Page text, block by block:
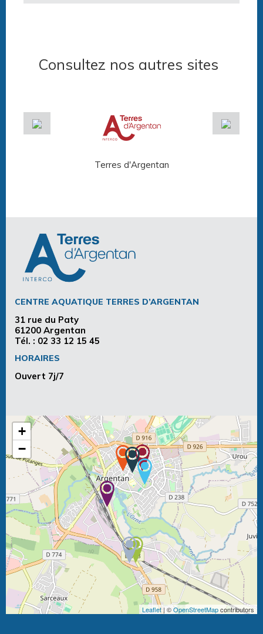
Consultez nos autres sites
Terres d'Argentan
CENTRE AQUATIQUE TERRES D’ARGENTAN
31 rue du Paty
61200 Argentan
Tél. : 02 33 12 15 45
HORAIRES
Ouvert 7j/7
+
−
Leaflet| ©OpenStreetMapcontributors